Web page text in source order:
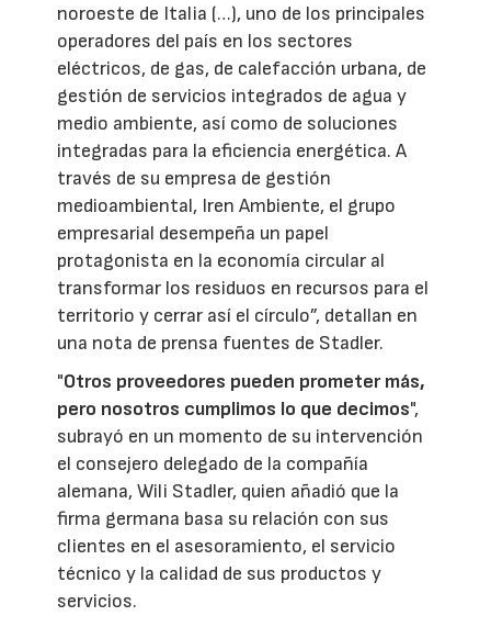
noroeste de Italia (…), uno de los principales
operadores del país en los sectores
eléctricos, de gas, de calefacción urbana, de
gestión de servicios integrados de agua y
medio ambiente, así como de soluciones
integradas para la eficiencia energética. A
través de su empresa de gestión
medioambiental, Iren Ambiente, el grupo
empresarial desempeña un papel
protagonista en la economía circular al
transformar los residuos en recursos para el
territorio y cerrar así el círculo”, detallan en
una nota de prensa fuentes de Stadler.
"Otros proveedores pueden prometer más,
pero nosotros cumplimos lo que decimos",
subrayó en un momento de su intervención
el consejero delegado de la compañía
alemana, Wili Stadler, quien añadió que la
firma germana basa su relación con sus
clientes en el asesoramiento, el servicio
técnico y la calidad de sus productos y
servicios.